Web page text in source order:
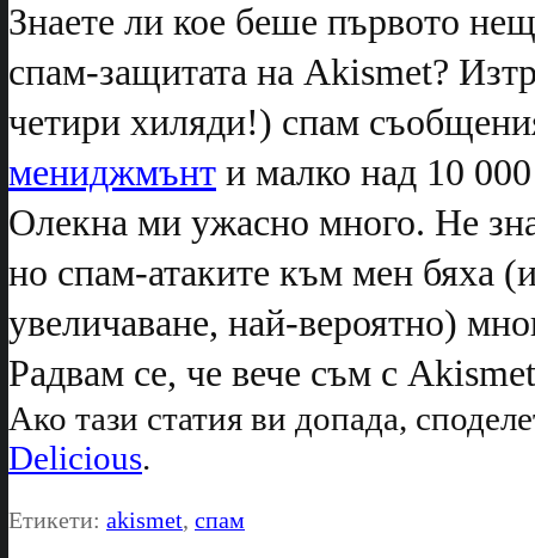
Знаете ли кое беше първото
спам-защитата на Akismet?
четири хиляди!) спам
мениджмънт и малко над 10
Олекна ми ужасно много. Не
но спам-атаките към мен бяха
увеличаване, най-вероятно)
Радвам се, че вече съм с
Ако тази статия ви допада,
Delicious.
Етикети: akismet, спам